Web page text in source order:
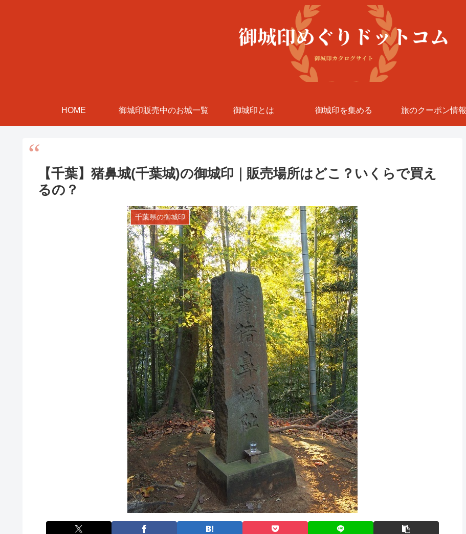
HOME 御城印販売中のお城一覧 御城印とは 御城印を集める 旅のクーポン情報
【千葉】猪鼻城(千葉城)の御城印｜販売場所はどこ？いくらで買え
るの？
千葉県の御城印